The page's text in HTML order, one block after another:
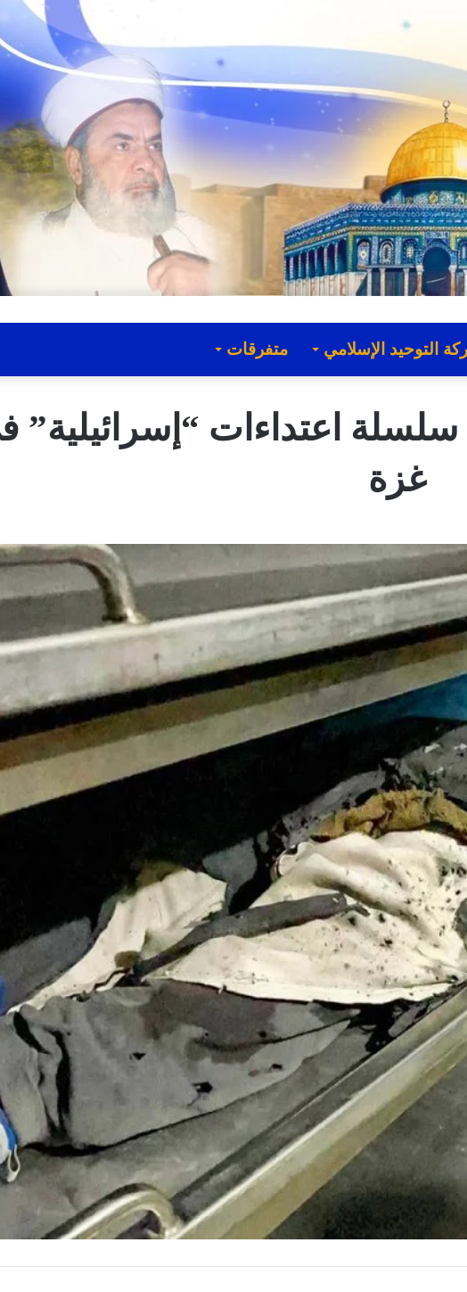
التوحيد الإسلامي متفرقات
اعتداءات “إسرائيلية”
غزة